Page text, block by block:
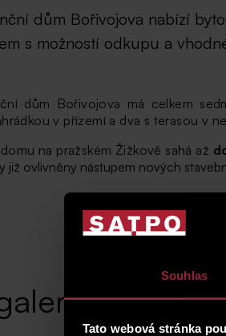
Souhlas
Tato webová stránka
dům Bořivojova nabízí
s možností odkupu a
dům Bořivojova má celkem
v přízemí a dva s terasou v
na pražském Žižkově sahá až
již ovlivněny nástupem nových